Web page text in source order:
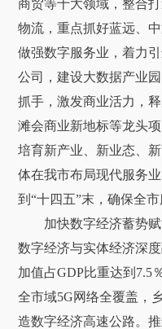
商贸等十大领域，整合
物流，重点抓好蓝远、
做强数字服务业，着力
公司，建设大数据产业
抓手，激发商业活力，
滩会商业新地标等龙头
培育新产业、新业态、
体在我市布局现代服务
到“十四五”末，确保全
加快数字经济蓄势赋
数字经济与实体经济深
加值占GDP比重达到7.5
全市域5G网络全覆盖，
造数字经济高速公路。